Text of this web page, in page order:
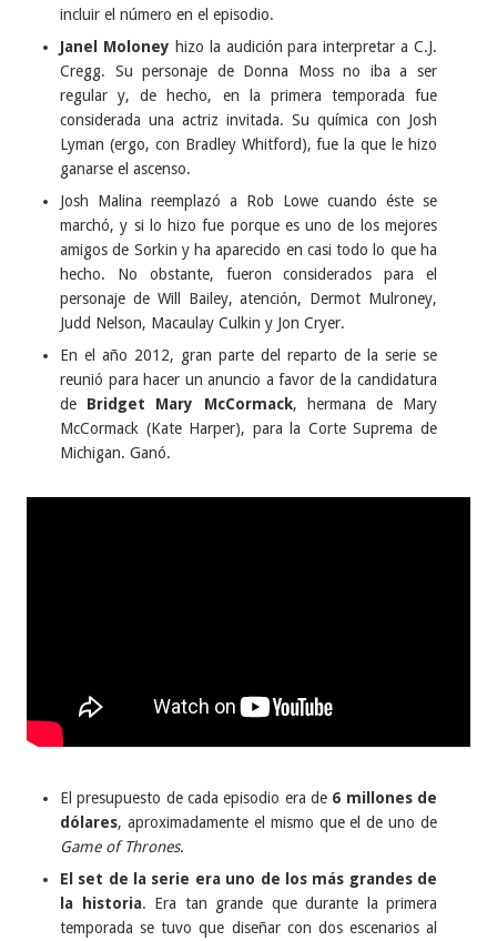
incluir el número en el episodio.
Janel Moloney hizo la audición para interpretar a C.J.
Cregg. Su personaje de Donna Moss no iba a ser
regular y, de hecho, en la primera temporada fue
considerada una actriz invitada. Su química con Josh
Lyman (ergo, con Bradley Whitford), fue la que le hizo
ganarse el ascenso.
Josh Malina reemplazó a Rob Lowe cuando éste se
marchó, y si lo hizo fue porque es uno de los mejores
amigos de Sorkin y ha aparecido en casi todo lo que ha
hecho. No obstante, fueron considerados para el
personaje de Will Bailey, atención, Dermot Mulroney,
Judd Nelson, Macaulay Culkin y Jon Cryer.
En el año 2012, gran parte del reparto de la serie se
reunió para hacer un anuncio a favor de la candidatura
de Bridget Mary McCormack, hermana de Mary
McCormack (Kate Harper), para la Corte Suprema de
Michigan. Ganó.
El presupuesto de cada episodio era de 6 millones de
dólares, aproximadamente el mismo que el de uno de
Game of Thrones.
El set de la serie era uno de los más grandes de
la historia. Era tan grande que durante la primera
temporada se tuvo que diseñar con dos escenarios al